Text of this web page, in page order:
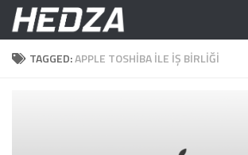
Skip to content
TAGGED:APPLE TOSHIBA ILE IŞ BIRLIĞI